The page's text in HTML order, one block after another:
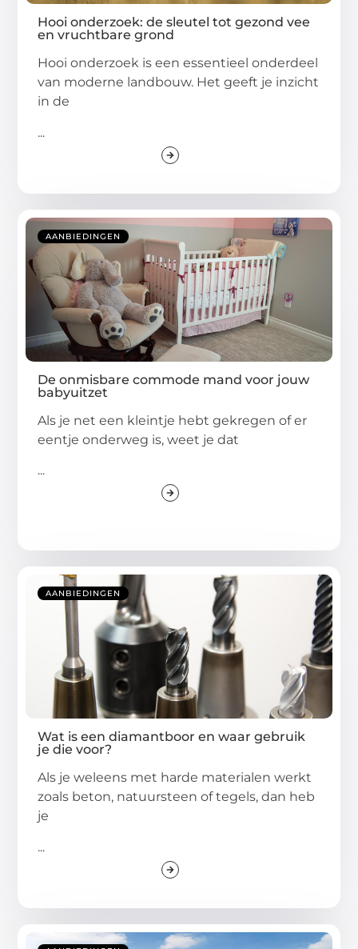
Hooi onderzoek: de sleutel tot gezond vee
en vruchtbare grond
Hooi onderzoek is een essentieel onderdeel
van moderne landbouw. Het geeft je inzicht
in de
...
AANBIEDINGEN
De onmisbare commode mand voor jouw
babyuitzet
Als je net een kleintje hebt gekregen of er
eentje onderweg is, weet je dat
...
AANBIEDINGEN
Wat is een diamantboor en waar gebruik
je die voor?
Als je weleens met harde materialen werkt
zoals beton, natuursteen of tegels, dan heb
je
...